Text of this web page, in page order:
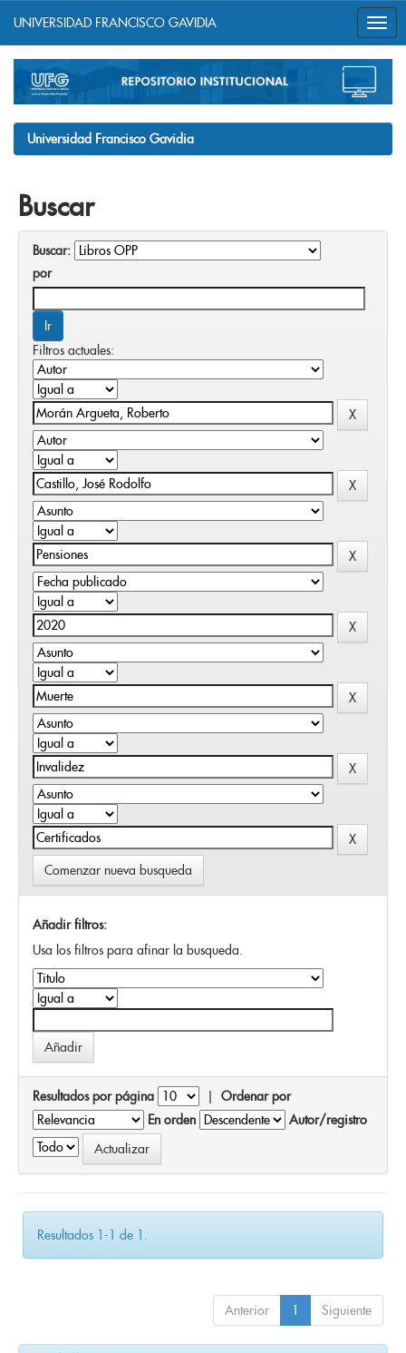
navigation
UNIVERSIDAD FRANCISCO GAVIDIA
Universidad Francisco Gavidia
Buscar
Buscar:
por
Filtros actuales:
Comenzar nueva busqueda
Añadir filtros:
Usa los filtros para afinar la busqueda.
Resultados por página | Ordenar por
En orden
Autor/registro
Resultados 1-1 de 1.
Anterior 1 Siguiente